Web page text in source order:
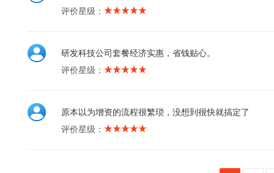
评价星级：
研发科技公司套餐经济实惠，省钱贴心。
评价星级：
原本以为增资的流程很繁琐，没想到很快就搞定了
评价星级：